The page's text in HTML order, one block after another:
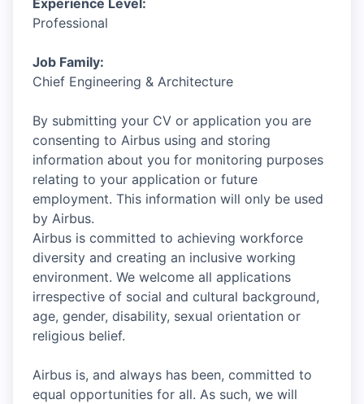
Experience Level:
Professional
Job Family:
Chief Engineering & Architecture
By submitting your CV or application you are
consenting to Airbus using and storing
information about you for monitoring purposes
relating to your application or future
employment. This information will only be used
by Airbus.
Airbus is committed to achieving workforce
diversity and creating an inclusive working
environment. We welcome all applications
irrespective of social and cultural background,
age, gender, disability, sexual orientation or
religious belief.
Airbus is, and always has been, committed to
equal opportunities for all. As such, we will